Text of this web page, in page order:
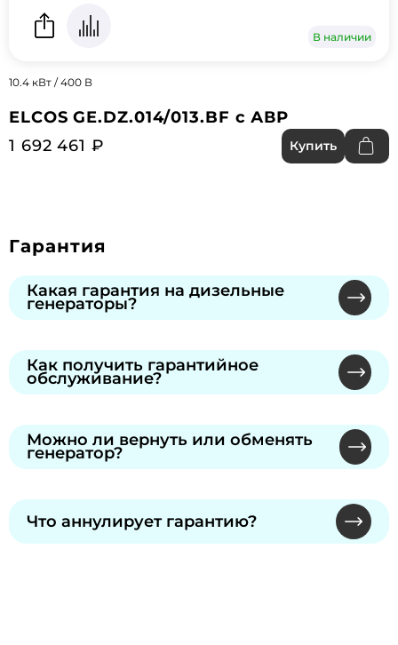
В наличии
10.4 кВт / 400 В
ELCOS GE.DZ.014/013.BF с АВР
1 692 461 ₽
Купить
Гарантия
Какая гарантия на дизельные
генераторы?
производителей через сеть
сертифицированных сервисных центров.
талоне, который вы получите при покупке.
Как получить гарантийное
обслуживание?
сервисный центр производителя по номеру из
талона. Предъявите талон — без него
сохраняется при официальном ТО.
Можно ли вернуть или обменять
генератор?
невозможны по законодательству РФ "О
ЗАЩИТЕ ПРАВ ПОТРЕБИТЕЛЕЙ" от 07.02.1992 N
Что аннулирует гарантию?